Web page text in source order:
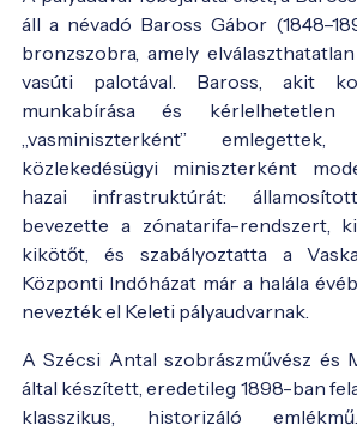
áll a névadó Baross Gábor
bronzszobra, amely
vasúti palotával. Baross, akit
munkabírása és
„vasminiszterként”
közlekedésügyi miniszterként
hazai infrastruktúrát:
bevezette a zónatarifa-rendszert,
kikötőt, és szabályoztatta a
Központi Indóházat már a halála
nevezték el Keleti pályaudvarnak.
A Szécsi Antal szobrászművész és
által készített, eredetileg 1898-ban
klasszikus, historizáló